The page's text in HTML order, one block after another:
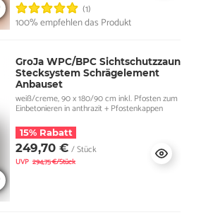
(1)
100% empfehlen das Produkt
GroJa WPC/BPC Sichtschutzzaun
Stecksystem Schrägelement
Anbauset
weiß/creme, 90 x 180/90 cm inkl. Pfosten zum
Einbetonieren in anthrazit + Pfostenkappen
15% Rabatt
249,70 € / Stück
UVP 294,75 €/Stück